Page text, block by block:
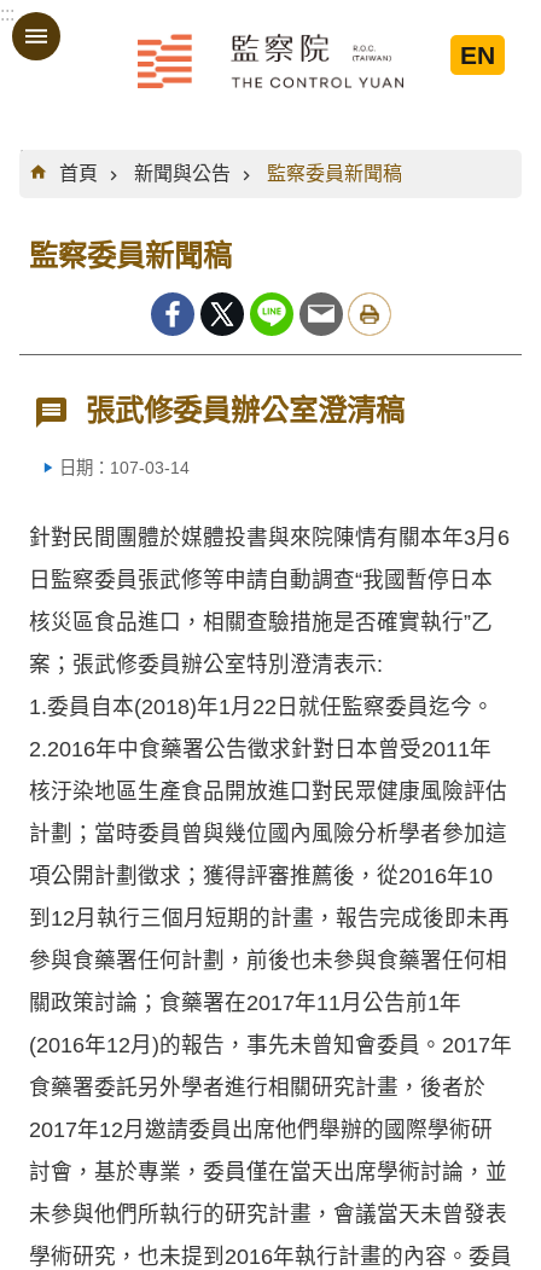
跳到主要內容區塊
:::
EN
:::
首頁
新聞與公告 監察委員新聞稿
監察委員新聞稿
張武修委員辦公室澄清稿
日期：107-03-14
針對民間團體於媒體投書與來院陳情有關本年3月6
日監察委員張武修等申請自動調查“我國暫停日本
核災區食品進口，相關查驗措施是否確實執行”乙
案；張武修委員辦公室特別澄清表示:
1.委員自本(2018)年1月22日就任監察委員迄今。
2.2016年中食藥署公告徵求針對日本曾受2011年
核汙染地區生產食品開放進口對民眾健康風險評估
計劃；當時委員曾與幾位國內風險分析學者參加這
項公開計劃徵求；獲得評審推薦後，從2016年10
到12月執行三個月短期的計畫，報告完成後即未再
參與食藥署任何計劃，前後也未參與食藥署任何相
關政策討論；食藥署在2017年11月公告前1年
(2016年12月)的報告，事先未曾知會委員。2017年
食藥署委託另外學者進行相關研究計畫，後者於
2017年12月邀請委員出席他們舉辦的國際學術研
討會，基於專業，委員僅在當天出席學術討論，並
未參與他們所執行的研究計畫，會議當天未曾發表
學術研究，也未提到2016年執行計畫的內容。委員